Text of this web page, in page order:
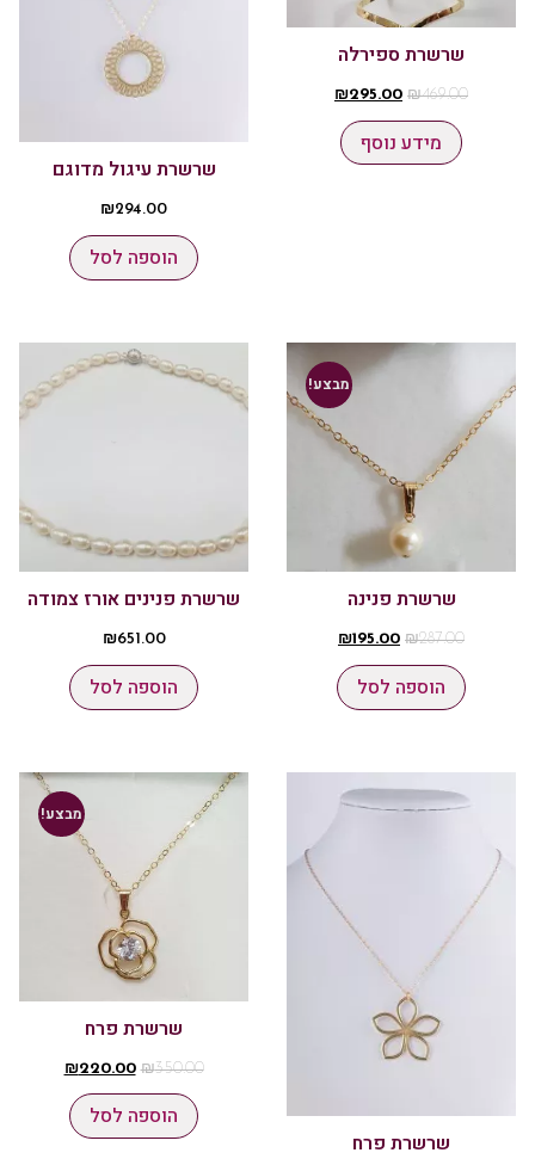
שרשרת ספירלה
₪469.00
₪295.00
מידע נוסף
שרשרת עיגול מדוגם
₪294.00
הוספה לסל
מבצע!
שרשרת פנינה
₪287.00
₪195.00
הוספה לסל
שרשרת פנינים אורז צמודה
₪651.00
הוספה לסל
שרשרת פרח
מבצע!
שרשרת פרח
₪350.00
₪220.00
הוספה לסל